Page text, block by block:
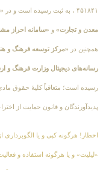
۴۵۱۸۴۱ ، به ثبت رسیده است و در
معدن و تجارت» و «سامانه احراز
همچنین در «مرکز توسعه فرهنگ و
رسانه‌های دیجیتال وزارت فرهنگ و
رسیده است؛ متعاقباً کلیهٔ حقوق
پدیدآورندگان و قانون حمایت از
اخطار! هرگونه کپی و یا الگوبرداری
«لیلیت» و یا هرگونه استفاده و